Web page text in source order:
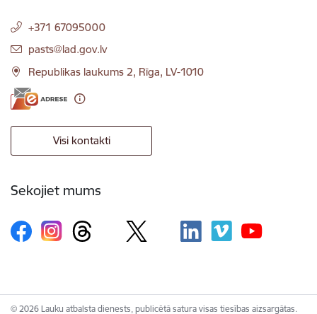
+371 67095000
E-pasts:
pasts@lad.gov.lv
Republikas laukums 2, Rīga, LV-1010
Visi kontakti
Sekojiet mums
© 2026 Lauku atbalsta dienests, publicētā satura visas tiesības aizsargātas.